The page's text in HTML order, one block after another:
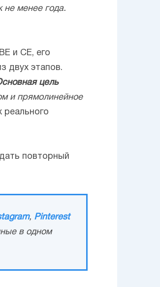
не менее года.
и СЕ, его
двух этапов.
цель
и прямолинейное
реального
повторный
, Pinterest
в одном